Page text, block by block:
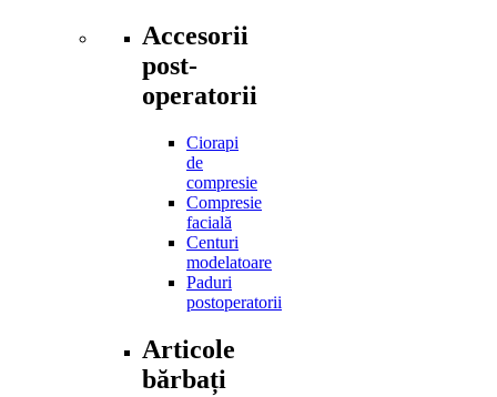
Accesorii
post-
operatorii
Ciorapi
de
compresie
Compresie
facială
Centuri
modelatoare
Paduri
postoperatorii
Articole
bărbați